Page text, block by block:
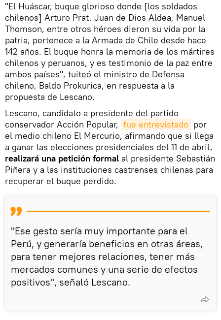
"El Huáscar, buque glorioso donde [los soldados
chilenos] Arturo Prat, Juan de Dios Aldea, Manuel
Thomson, entre otros héroes dieron su vida por la
patria, pertenece a la Armada de Chile desde hace
142 años. El buque honra la memoria de los mártires
chilenos y peruanos, y es testimonio de la paz entre
ambos países", tuiteó el ministro de Defensa
chileno, Baldo Prokurica, en respuesta a la
propuesta de Lescano.
Lescano, candidato a presidente del partido
conservador Acción Popular, fue entrevistado por
el medio chileno El Mercurio, afirmando que si llega
a ganar las elecciones presidenciales del 11 de abril,
realizará una petición formal al presidente Sebastián
Piñera y a las instituciones castrenses chilenas para
recuperar el buque perdido.
"Ese gesto sería muy importante para el
Perú, y generaría beneficios en otras áreas,
para tener mejores relaciones, tener más
mercados comunes y una serie de efectos
positivos", señaló Lescano.